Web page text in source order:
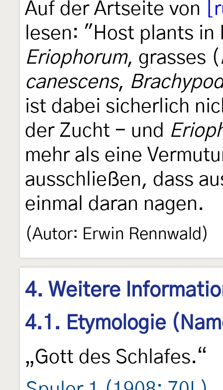
Auf der Artseite von
lesen: "Host plants
Eriophorum, grasses (
canescens,
ist dabei sicherlich
der Zucht - und
mehr als eine
ausschließen, dass
einmal daran nagen.
(Autor: Erwin Rennwald)
4. Weitere
4.1. Etymologie
„Gott des Schlafes.“